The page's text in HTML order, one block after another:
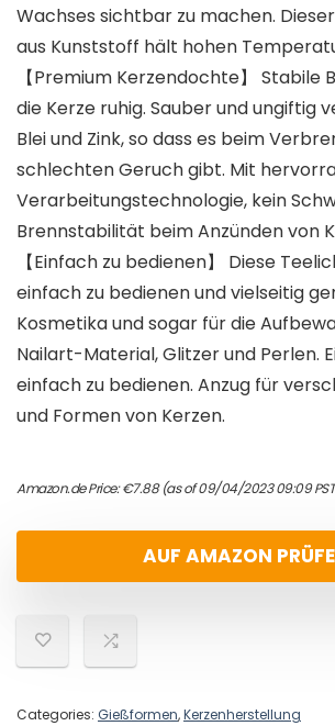
Wachses sichtbar zu machen.
aus Kunststoff hält hohen
【Premium Kerzendochte】 Stabile
die Kerze ruhig. Sauber und ungiftig
Blei und Zink, so dass es beim
schlechten Geruch gibt. Mit
Verarbeitungstechnologie, kein
Brennstabilität beim Anzünden von
【Einfach zu bedienen】 Diese
einfach zu bedienen und vielseitig
Kosmetika und sogar für die
Nailart-Material, Glitzer und Perlen.
einfach zu bedienen. Anzug für
und Formen von Kerzen.
Amazon.de Price:€7.88(as of 09/04/2023 09:09
AUF AMAZON
Categories: Gießformen,Kerzenherstellung